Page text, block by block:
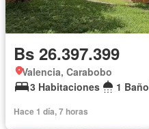
Bs 26.397.399
Valencia, Carabobo
3 Habitaciones
1 Baño
Hace 1 día, 7 horas